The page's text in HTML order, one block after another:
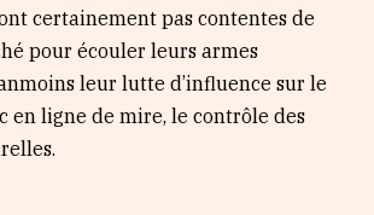
certainement pas contentes de
pour écouler leurs armes
leur lutte d’influence sur le
en ligne de mire, le contrôle des